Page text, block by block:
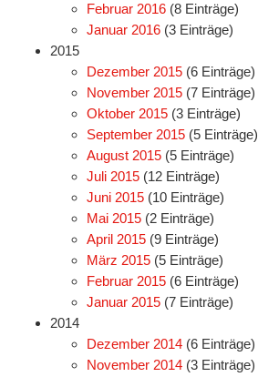
Februar 2016 (8 Einträge)
Januar 2016 (3 Einträge)
2015
Dezember 2015 (6 Einträge)
November 2015 (7 Einträge)
Oktober 2015 (3 Einträge)
September 2015 (5 Einträge)
August 2015 (5 Einträge)
Juli 2015 (12 Einträge)
Juni 2015 (10 Einträge)
Mai 2015 (2 Einträge)
April 2015 (9 Einträge)
März 2015 (5 Einträge)
Februar 2015 (6 Einträge)
Januar 2015 (7 Einträge)
2014
Dezember 2014 (6 Einträge)
November 2014 (3 Einträge)